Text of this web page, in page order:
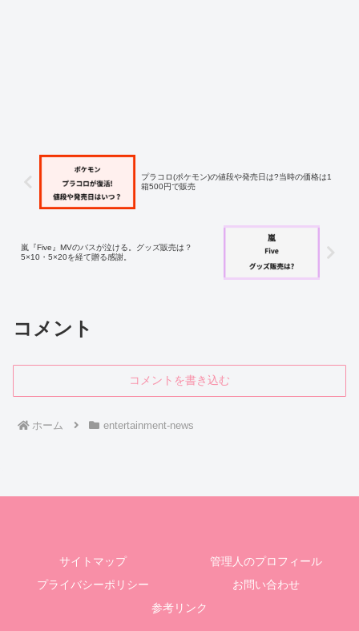
プラコロ(ポケモン)の値段や発売日は?当時の価格は1
箱500円で販売
嵐『Five』MVのバスが泣ける。グッズ販売は？
5×10・5×20を経て贈る感謝。
コメント
コメントを書き込む
ホーム entertainment-news
サイトマップ
管理人のプロフィール
プライバシーポリシー
お問い合わせ
参考リンク